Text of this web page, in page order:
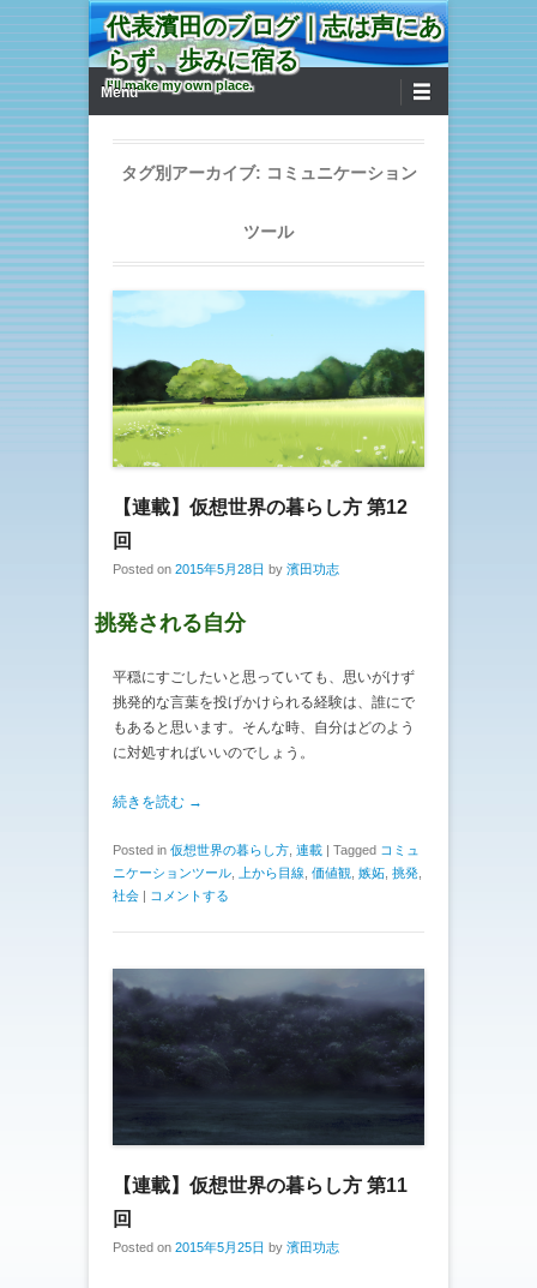
代表濱田のブログ｜志は声にあ
らず、歩みに宿る
I'll make my own place.
第1メニュー
コンテンツへ移動
Menu
タグ別アーカイブ: コミュニケーション
ツール
【連載】仮想世界の暮らし方 第12
回
Posted on 2015年5月28日 by 濱田功志
挑発される自分
平穏にすごしたいと思っていても、思いがけず
挑発的な言葉を投げかけられる経験は、誰にで
もあると思います。そんな時、自分はどのよう
に対処すればいいのでしょう。
続きを読む →
Posted in 仮想世界の暮らし方 連載 | Tagged コミュ
ニケーションツール
上から目線 価値観 嫉妬 挑発
社会 | コメントする
【連載】仮想世界の暮らし方 第11
回
Posted on 2015年5月25日 by 濱田功志